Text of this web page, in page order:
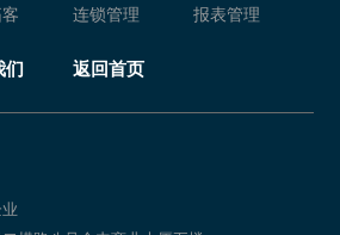
连锁管理 报表管理
们 返回首页